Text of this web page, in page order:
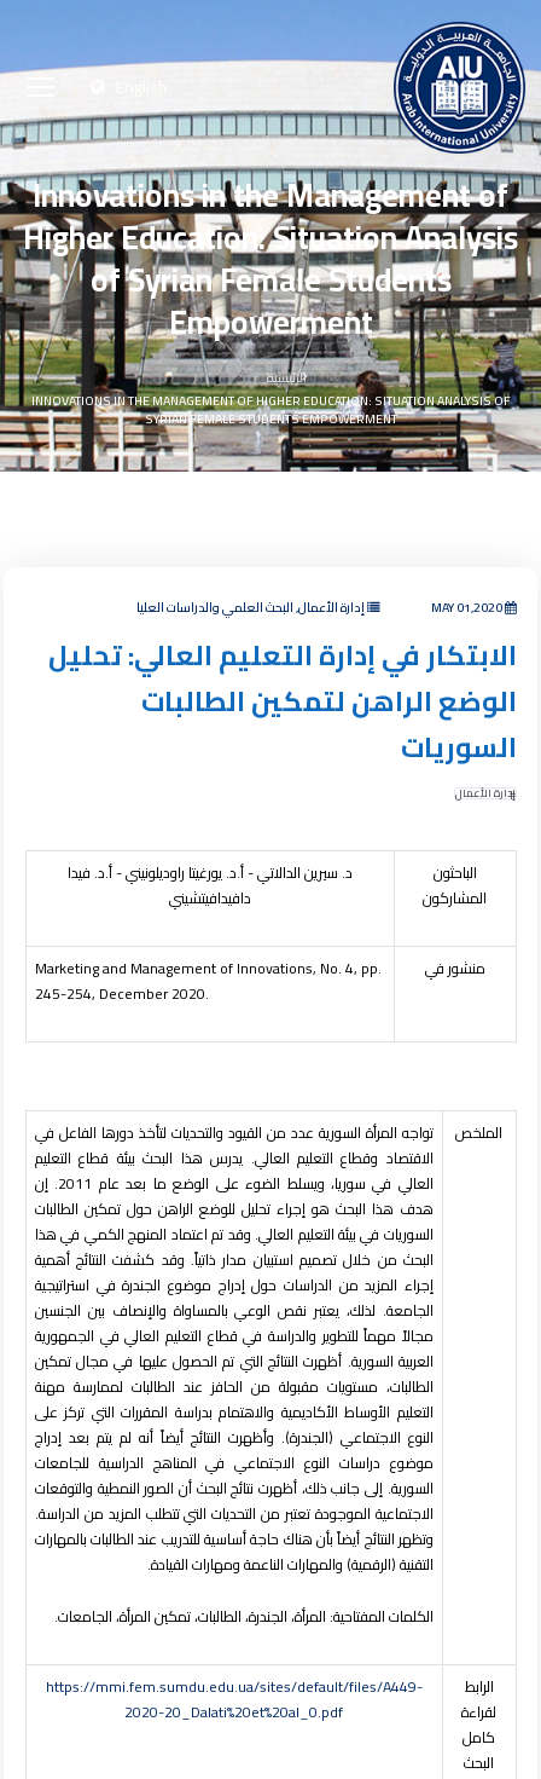
Innovations in the Management of
Higher Education: Situation Analysis
of Syrian Female Students
Empowerment
الرئيسية
INNOVATIONS IN THE MANAGEMENT OF HIGHER EDUCATION: SITUATION ANALYSIS OF
SYRIAN FEMALE STUDENTS EMPOWERMENT
MAY 01,2020 إدارة الأعمال, البحث العلمي والدراسات العليا
الابتكار في إدارة التعليم العالي: تحليل
الوضع الراهن لتمكين الطالبات
السوريات
إدارة الأعمال
الباحثون
المشاركون
د. سيرين الدالاتي -أ.د. يورغيتا راوديلونيني - أ.د. فيدا
دافيدافيتشيني
منشور في
Marketing and Management of Innovations, No. 4, pp.
245-254, December 2020.
الملخص
تواجه المرأة السورية عدد من القيود والتحديات لتأخذ دورها الفاعل في
الاقتصاد وقطاع التعليم العالي. يدرس هذا البحث بيئة قطاع التعليم
العالي في سوريا، ويسلط الضوء على الوضع ما بعد عام 2011. إن
هدف هذا البحث هو إجراء تحليل للوضع الراهن حول تمكين الطالبات
السوريات في بيئة التعليم العالي. وقد تم اعتماد المنهج الكمي في هذا
البحث من خلال تصميم استبيان مدار ذاتياً. وقد كشفت النتائج أهمية
إجراء المزيد من الدراسات حول إدراج موضوع الجندرة في استراتيجية
الجامعة. لذلك، يعتبر نقص الوعي بالمساواة والإنصاف بين الجنسين
مجالاً مهماً للتطوير والدراسة في قطاع التعليم العالي في الجمهورية
العربية السورية. أظهرت النتائج التي تم الحصول عليها في مجال تمكين
الطالبات، مستويات مقبولة من الحافز عند الطالبات لممارسة مهنة
التعليم الأوساط الأكاديمية والاهتمام بدراسة المقررات التي تركز على
النوع الاجتماعي (الجندرة). وأظهرت النتائج أيضاً أنه لم يتم بعد إدراج
موضوع دراسات النوع الاجتماعي في المناهج الدراسية للجامعات
السورية. إلى جانب ذلك، أظهرت نتائج البحث أن الصور النمطية والتوقعات
الاجتماعية الموجودة تعتبر من التحديات التي تتطلب المزيد من الدراسة.
وتظهر النتائج أيضاً بأن هناك حاجة أساسية للتدريب عند الطالبات بالمهارات
التقنية (الرقمية) والمهارات الناعمة ومهارات القيادة.
الكلمات المفتاحية: المرأة، الجندرة، الطالبات، تمكين المرأة، الجامعات.
الرابط
لقراءة
كامل
البحث
https://mmi.fem.sumdu.edu.ua/sites/default/files/A449-
2020-20_Dalati%20et%20al_0.pdf